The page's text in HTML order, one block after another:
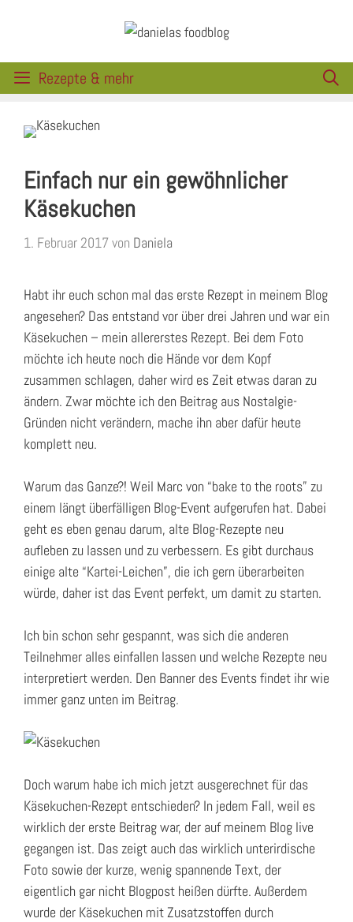
Rezepte & mehr
Einfach nur ein gewöhnlicher
Käsekuchen
1. Februar 2017von Daniela
Habt ihr euch schon mal das erste Rezept in meinem Blog
angesehen? Das entstand vor über drei Jahren und war ein
Käsekuchen – mein allererstes Rezept. Bei dem Foto
möchte ich heute noch die Hände vor dem Kopf
zusammen schlagen, daher wird es Zeit etwas daran zu
ändern. Zwar möchte ich den Beitrag aus Nostalgie-
Gründen nicht verändern, mache ihn aber dafür heute
komplett neu.
Warum das Ganze?! Weil Marc von “bake to the roots” zu
einem längt überfälligen Blog-Event aufgerufen hat. Dabei
geht es eben genau darum, alte Blog-Rezepte neu
aufleben zu lassen und zu verbessern. Es gibt durchaus
einige alte “Kartei-Leichen”, die ich gern überarbeiten
würde, daher ist das Event perfekt, um damit zu starten.
Ich bin schon sehr gespannt, was sich die anderen
Teilnehmer alles einfallen lassen und welche Rezepte neu
interpretiert werden. Den Banner des Events findet ihr wie
immer ganz unten im Beitrag.
Doch warum habe ich mich jetzt ausgerechnet für das
Käsekuchen-Rezept entschieden? In jedem Fall, weil es
wirklich der erste Beitrag war, der auf meinem Blog live
gegangen ist. Das zeigt auch das wirklich unterirdische
Foto sowie der kurze, wenig spannende Text, der
eigentlich gar nicht Blogpost heißen dürfte. Außerdem
wurde der Käsekuchen mit Zusatzstoffen durch